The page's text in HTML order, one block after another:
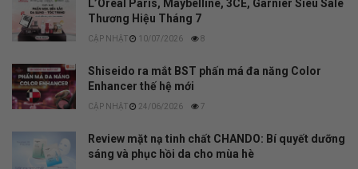
L’Oréal Paris, Maybelline, 3CE, Garnier Siêu Sale
Thương Hiệu Tháng 7
10/07/2026 8
Shiseido ra mắt BST phấn má đa năng Color
Enhancer thế hệ mới
24/06/2026 7
Review mặt nạ tinh chất CHANDO: Bí quyết dưỡng
sáng và phục hồi da cho mùa hè